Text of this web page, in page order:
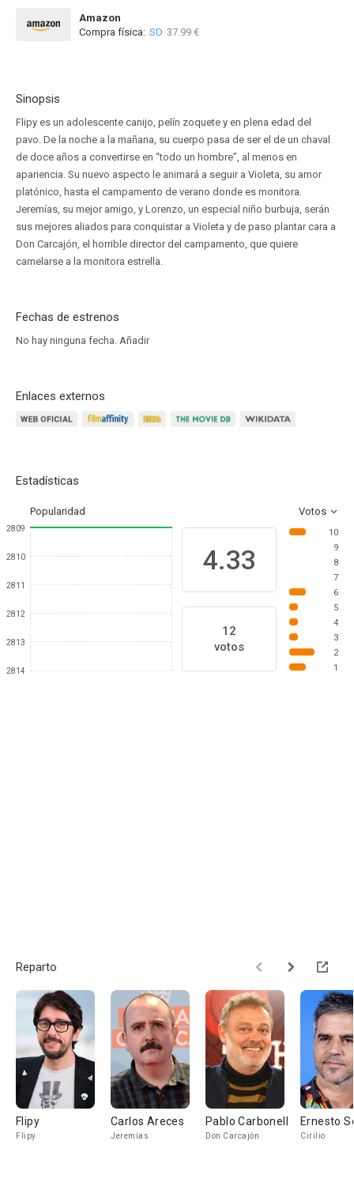
Amazon
Compra física: SD 37.99 €
Sinopsis
Flipy es un adolescente canijo, pelín zoquete y en plena edad del
pavo. De la noche a la mañana, su cuerpo pasa de ser el de un chaval
de doce años a convertirse en “todo un hombre”, al menos en
apariencia. Su nuevo aspecto le animará a seguir a Violeta, su amor
platónico, hasta el campamento de verano donde es monitora.
Jeremías, su mejor amigo, y Lorenzo, un especial niño burbuja, serán
sus mejores aliados para conquistar a Violeta y de paso plantar cara a
Don Carcajón, el horrible director del campamento, que quiere
camelarse a la monitora estrella.
Fechas de estrenos
No hay ninguna fecha. Añadir
Enlaces externos
Estadísticas
Popularidad Votos
2809
2810
2811
2812
2813
2814
4.33
12
votos
10
9
8
7
6
5
4
3
2
1
Reparto
Flipy
Flipy
Carlos Areces
Jeremías
Pablo Carbonell
Don Carcajón
Ernesto
Cirilio